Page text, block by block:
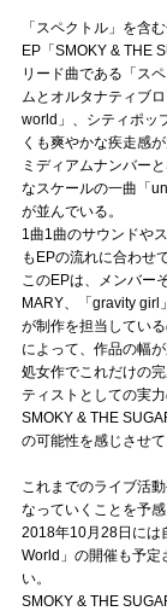
「スペクトル」を含
EP「SMOKY & THE
リード曲である「ス
ムとオルタナティブ
world」、シティポッ
くも爽やかな疾走感
ミディアムナンバー
なスケールの一曲「
が並んでいる。
1曲1曲のサウンドや
もEPの流れに合わせ
このEPは、メンバー
MARY、「gravity girl
が制作を担当してい
によって、作品の幅
処女作でこれだけの
ティストとしての実
SMOKY & THE
の可能性を感じさせて
これまでのライブ活
なっていくことを予
2018年10月28日には
World」の開催も予定
い。
SMOKY & THE